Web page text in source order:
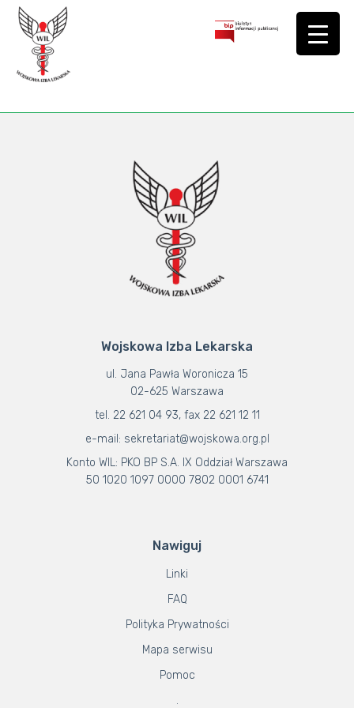
Wojskowa Izba Lekarska
ul. Jana Pawła Woronicza 15
02-625 Warszawa
tel. 22 621 04 93, fax 22 621 12 11
e-mail: sekretariat@wojskowa.org.pl
Konto WIL: PKO BP S.A. IX Oddział Warszawa
50 1020 1097 0000 7802 0001 6741
Nawiguj
Linki
FAQ
Polityka Prywatności
Mapa serwisu
Pomoc
.